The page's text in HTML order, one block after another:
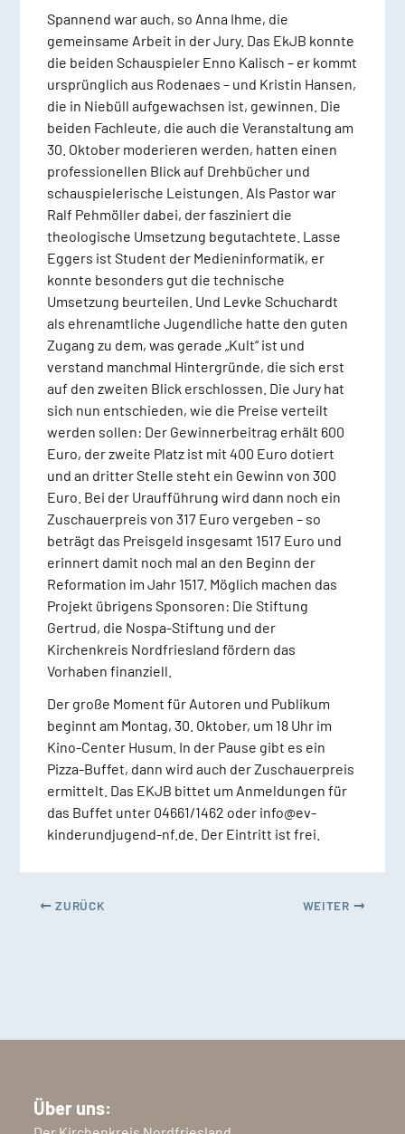
Spannend war auch, so Anna Ihme, die
gemeinsame Arbeit in der Jury. Das EkJB konnte
die beiden Schauspieler Enno Kalisch – er kommt
ursprünglich aus Rodenaes – und Kristin Hansen,
die in Niebüll aufgewachsen ist, gewinnen. Die
beiden Fachleute, die auch die Veranstaltung am
30. Oktober moderieren werden, hatten einen
professionellen Blick auf Drehbücher und
schauspielerische Leistungen. Als Pastor war
Ralf Pehmöller dabei, der fasziniert die
theologische Umsetzung begutachtete. Lasse
Eggers ist Student der Medieninformatik, er
konnte besonders gut die technische
Umsetzung beurteilen. Und Levke Schuchardt
als ehrenamtliche Jugendliche hatte den guten
Zugang zu dem, was gerade „Kult“ ist und
verstand manchmal Hintergründe, die sich erst
auf den zweiten Blick erschlossen. Die Jury hat
sich nun entschieden, wie die Preise verteilt
werden sollen: Der Gewinnerbeitrag erhält 600
Euro, der zweite Platz ist mit 400 Euro dotiert
und an dritter Stelle steht ein Gewinn von 300
Euro. Bei der Uraufführung wird dann noch ein
Zuschauerpreis von 317 Euro vergeben – so
beträgt das Preisgeld insgesamt 1517 Euro und
erinnert damit noch mal an den Beginn der
Reformation im Jahr 1517. Möglich machen das
Projekt übrigens Sponsoren: Die Stiftung
Gertrud, die Nospa-Stiftung und der
Kirchenkreis Nordfriesland fördern das
Vorhaben finanziell.
Der große Moment für Autoren und Publikum
beginnt am Montag, 30. Oktober, um 18 Uhr im
Kino-Center Husum. In der Pause gibt es ein
Pizza-Buffet, dann wird auch der Zuschauerpreis
ermittelt. Das EKJB bittet um Anmeldungen für
das Buffet unter 04661/1462 oder info@ev-
kinderundjugend-nf.de. Der Eintritt ist frei.
ZURÜCK WEITER
Über uns: